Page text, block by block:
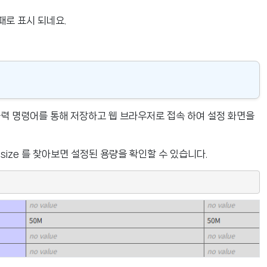
로 표시 되네요.
명령어를 통해 저장하고 웹 브라우저로 접속 하여 설정 화면을
를 찾아보면 설정된 용량을 확인할 수 있습니다.